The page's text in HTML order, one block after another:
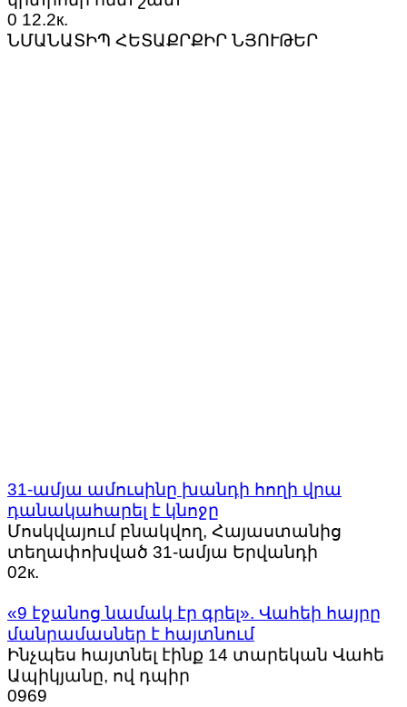
0 12.2к.
ՆՄԱՆԱՏԻՊ ՀԵՏԱՔՐՔԻՐ ՆՅՈՒԹԵՐ
31-ամյա ամուսինը խանդի հողի վրա
դանակահարել է կնոջը
Մոսկվայում բնակվող, Հայաստանից
տեղափոխված 31-ամյա Երվանդի
02к.
«9 էջանոց նամակ էր գրել». Վահեի հայրը
մանրամասներ է հայտնում
Ինչպես հայտնել էինք 14 տարեկան Վահե
Ապիկյանը, ով դպիր
0969